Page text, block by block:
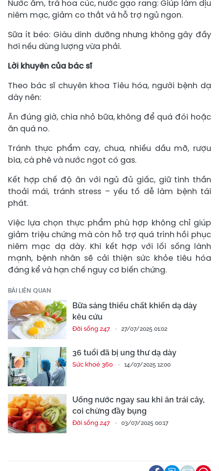
Nước ấm, trà hoa cúc, nước gạo rang: Giúp làm dịu
niêm mạc, giảm co thắt và hỗ trợ ngủ ngon.
Sữa ít béo: Giàu dinh dưỡng nhưng không gây đầy
hơi nếu dùng lượng vừa phải.
Lời khuyên của bác sĩ
Theo bác sĩ chuyên khoa Tiêu hóa, người bệnh dạ
dày nên:
Ăn đúng giờ, chia nhỏ bữa, không để quá đói hoặc
ăn quá no.
Tránh thực phẩm cay, chua, nhiều dầu mỡ, rượu
bia, cà phê và nước ngọt có gas.
Kết hợp chế độ ăn với ngủ đủ giấc, giữ tinh thần
thoải mái, tránh stress – yếu tố dễ làm bệnh tái
phát.
Việc lựa chọn thực phẩm phù hợp không chỉ giúp
giảm triệu chứng mà còn hỗ trợ quá trình hồi phục
niêm mạc dạ dày. Khi kết hợp với lối sống lành
mạnh, bệnh nhân sẽ cải thiện sức khỏe tiêu hóa
đáng kể và hạn chế nguy cơ biến chứng.
BÀI LIÊN QUAN
Bữa sáng thiếu chất khiến dạ dày
kêu cứu
Đời sống 247 27/07/2025 01:02
36 tuổi đã bị ung thư dạ dày
Sức khoẻ 360 14/07/2025 12:00
Uống nước ngay sau khi ăn trái cây,
coi chừng đầy bụng
Đời sống 247 03/07/2025 00:17